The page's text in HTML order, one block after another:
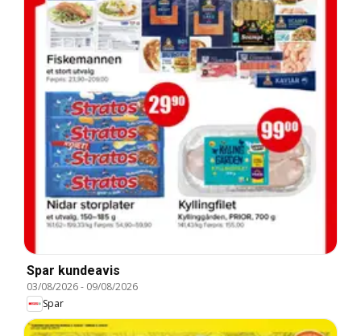
Spar kundeavis
03/08/2026- 09/08/2026
Spar